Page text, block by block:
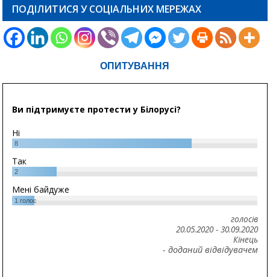
ПОДІЛИТИСЯ У СОЦІАЛЬНИХ МЕРЕЖАХ
ОПИТУВАННЯ
Ви підтримуєте протести у Білорусі?
Ні
8
Так
2
Мені байдуже
1 голос
голосів
20.05.2020- 30.09.2020
Кінець
- доданий відвідувачем